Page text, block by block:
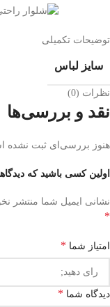
توضیحات تکمیلی
سایز لباس
نظرات (0)
نقد و بررسی‌ها
هنوز بررسی‌ای ثبت نشده
اولین کسی باشید که
نشانی ایمیل شما منتشر
*
امتیاز شما *
دیدگاه شما *